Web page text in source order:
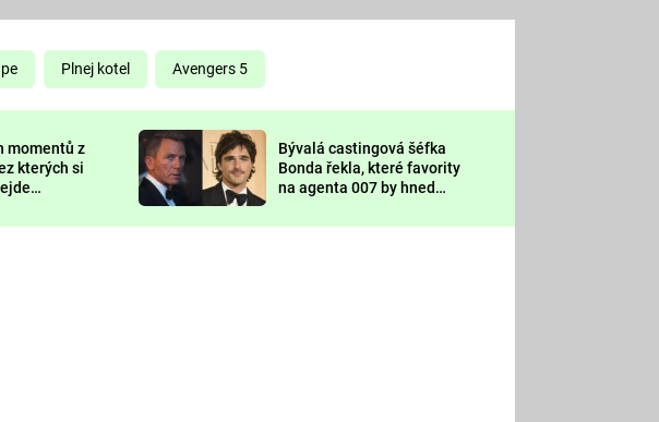
KOMEDIE
CHUCK
NORRIS
DEADPOOL
Prima LAJK
Sledujte nás
Plnej kotel Avengers 5
momentů z
kterých si
Bývalá castingová šéfka
Bonda řekla, které favority
na agenta 007 by hned